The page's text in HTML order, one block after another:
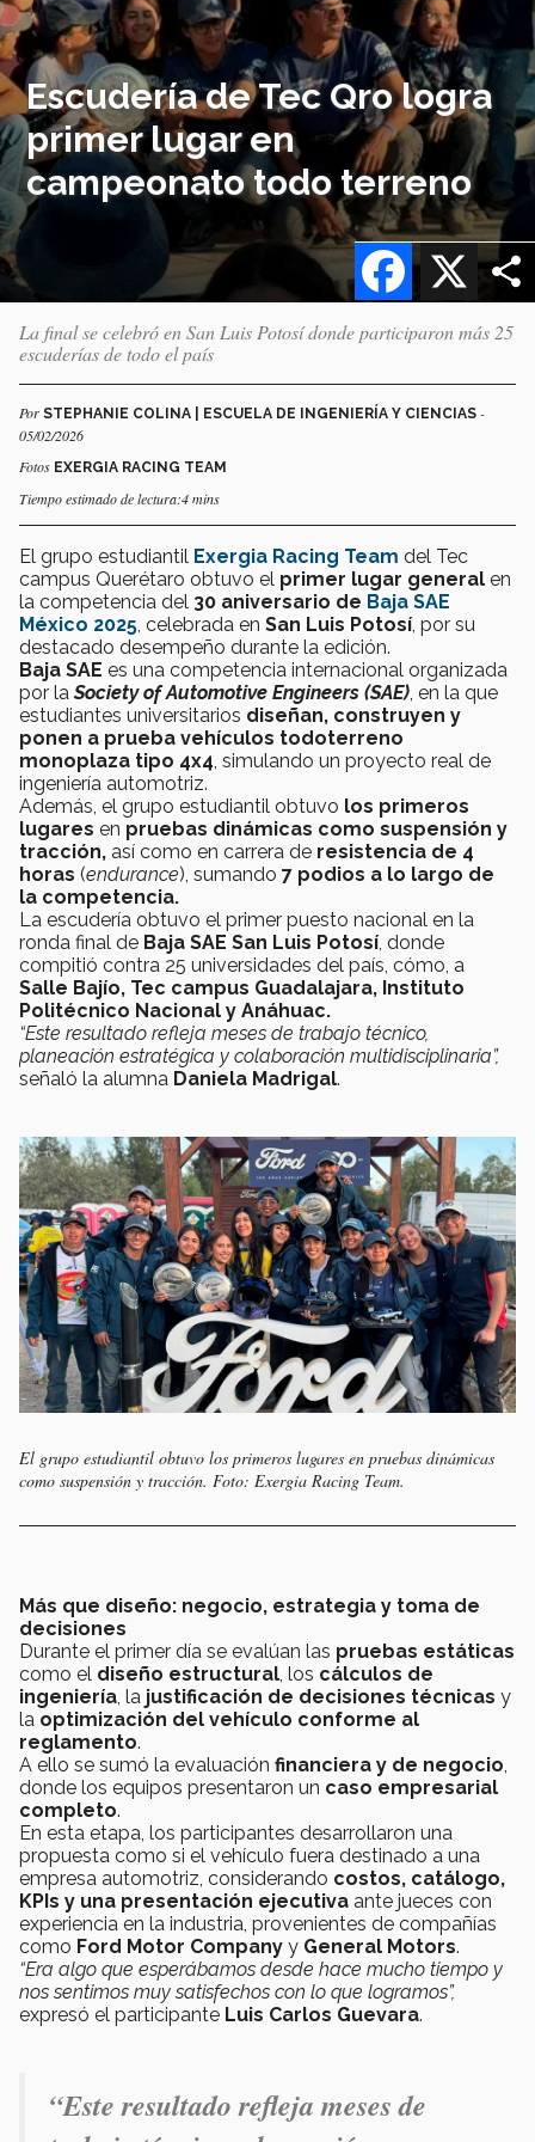
Escudería de Tec Qro logra
primer lugar en
campeonato todo terreno
X
Facebook
La final se celebró en San Luis Potosí donde participaron más 25
escuderías de todo el país
Por STEPHANIE COLINA | ESCUELA DE INGENIERÍA Y CIENCIAS -
05/02/2026
Fotos EXERGIA RACING TEAM
Tiempo estimado de lectura:4 mins
El grupo estudiantil Exergia Racing Team del Tec
campus Querétaro obtuvo el primer lugar general en
la competencia del 30 aniversario de Baja SAE
México 2025 , celebrada en San Luis Potosí , por su
destacado desempeño durante la edición.
Baja SAE es una competencia internacional organizada
por laSociety of Automotive Engineers (SAE) , en la que
estudiantes universitarios diseñan, construyen y
ponen a prueba vehículos todoterreno
monoplaza tipo 4x4 , simulando un proyecto real de
ingeniería automotriz.
Además, el grupo estudiantil obtuvo los primeros
lugares en pruebas dinámicas como suspensión y
tracción, así como en carrera de resistencia de 4
horas (endurance), sumando 7 podios a lo largo de
la competencia.
La escudería obtuvo el primer puesto nacional en la
ronda final de Baja SAE San Luis Potosí , donde
compitió contra 25 universidades del país, cómo, a
Salle Bajío, Tec campus Guadalajara, Instituto
Politécnico Nacional y Anáhuac.
“Este resultado refleja meses de trabajo técnico,
planeación estratégica y colaboración multidisciplinaria”,
señaló la alumna Daniela Madrigal.
El grupo estudiantil obtuvo los primeros lugares en pruebas dinámicas
como suspensión y tracción. Foto: Exergia Racing Team.
Más que diseño: negocio, estrategia y toma de
decisiones
Durante el primer día se evalúan las pruebas estáticas
como el diseño estructural, los cálculos de
ingeniería, la justificación de decisiones técnicas y
la optimización del vehículo conforme al
reglamento.
A ello se sumó la evaluación financiera y de negocio,
donde los equipos presentaron un caso empresarial
completo.
En esta etapa, los participantes desarrollaron una
propuesta como si el vehículo fuera destinado a una
empresa automotriz, considerando costos, catálogo,
KPIs y una presentación ejecutiva ante jueces con
experiencia en la industria, provenientes de compañías
como Ford Motor Company y General Motors.
“Era algo que esperábamos desde hace mucho tiempo y
nos sentimos muy satisfechos con lo que logramos”,
expresó el participante Luis Carlos Guevara.
“Este resultado refleja meses de